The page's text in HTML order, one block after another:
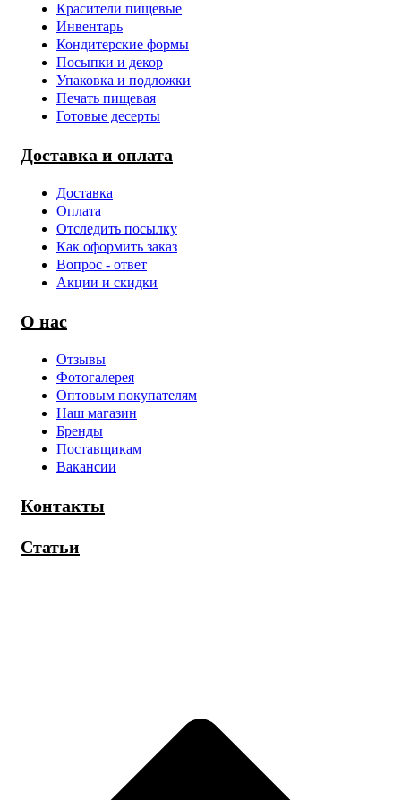
Красители пищевые
Инвентарь
Кондитерские формы
Посыпки и декор
Упаковка и подложки
Печать пищевая
Готовые десерты
Доставка и оплата
Доставка
Оплата
Отследить посылку
Как оформить заказ
Вопрос - ответ
Акции и скидки
О нас
Отзывы
Фотогалерея
Оптовым покупателям
Наш магазин
Бренды
Поставщикам
Вакансии
Контакты
Статьи